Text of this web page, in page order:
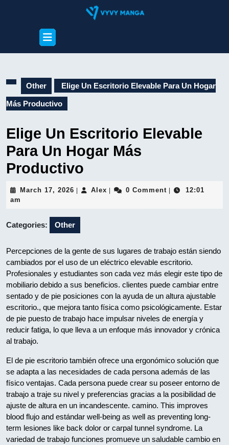
Open
Button
Other Elige Un Escritorio Elevable Para Un Hogar
Más Productivo
Elige Un Escritorio Elevable
Para Un Hogar Más
Productivo
March 17, 2026 MarchAlex Alex 0 Comment
12:01
am
Categories: Other
Percepciones de la gente de sus lugares de trabajo están siendo
cambiados por el uso de un eléctrico elevable escritorio.
Profesionales y estudiantes son cada vez más elegir este tipo de
mobiliario debido a sus beneficios. clientes puede cambiar entre
sentado y de pie posiciones con la ayuda de un altura ajustable
escritorio., que mejora tanto física como psicológicamente. Estar
de pie puesto de trabajo hace impulsar niveles de energía y
reducir fatiga, lo que lleva a un enfoque más innovador y crónica
al trabajo.
El de pie escritorio también ofrece una ergonómico solución que
se adapta a las necesidades de cada persona además de las
físico ventajas. Cada persona puede crear su poseer entorno de
trabajo a traje su nivel y preferencias gracias a la posibilidad de
ajuste de altura en un incandescente. camino. This improves
blood flujo and estándar well-being as well as preventing long-
term lesiones like back dolor or carpal tunnel syndrome. La
variedad de trabajo funciones promueve un saludable cambio en